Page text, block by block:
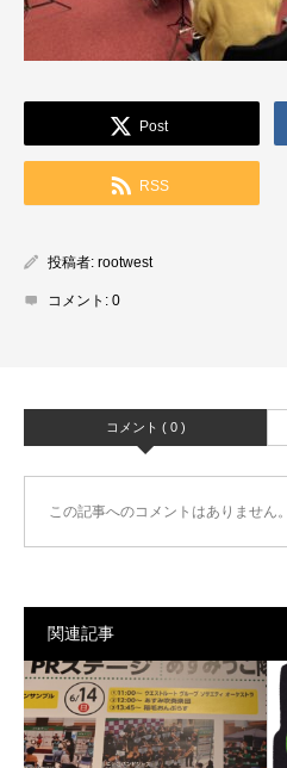
Post
RSS
投稿者: rootwest
コメント: 0
コメント ( 0 )
この記事へのコメントはありません。
関連記事